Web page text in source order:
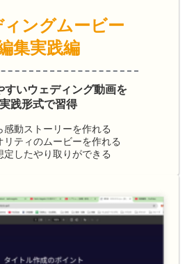
ィングムービー
集実践編
すいウェディング動画を
実践形式で習得
感動ストーリーを作れる
リティのムービーを作れる
定したやり取りができる